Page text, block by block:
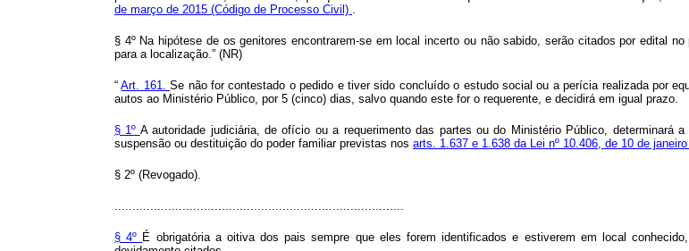
de março de 2015 (Código de Processo Civil) .
§ 4º Na hipótese de os genitores encontrarem-se em local incerto ou não sabido, serão citados por edital
para a localização.” (NR)
“Art. 161.Se não for contestado o pedido e tiver sido concluído o estudo social ou a perícia realizada por
autos ao Ministério Público, por 5 (cinco) dias, salvo quando este for o requerente, e decidirá em igual prazo.
§ 1º A autoridade judiciária, de ofício ou a requerimento das partes ou do Ministério Público, determinará
suspensão ou destituição do poder familiar previstas nos arts. 1.637 e 1.638 da Lei nº 10.406, de 10 de
§ 2º (Revogado).
.................................................................................
§ 4º É obrigatória a oitiva dos pais sempre que eles forem identificados e estiverem em local